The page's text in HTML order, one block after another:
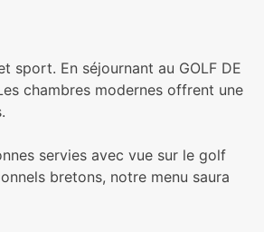
sport. En séjournant au GOLF DE
chambres modernes offrent une
servies avec vue sur le golf
bretons, notre menu saura